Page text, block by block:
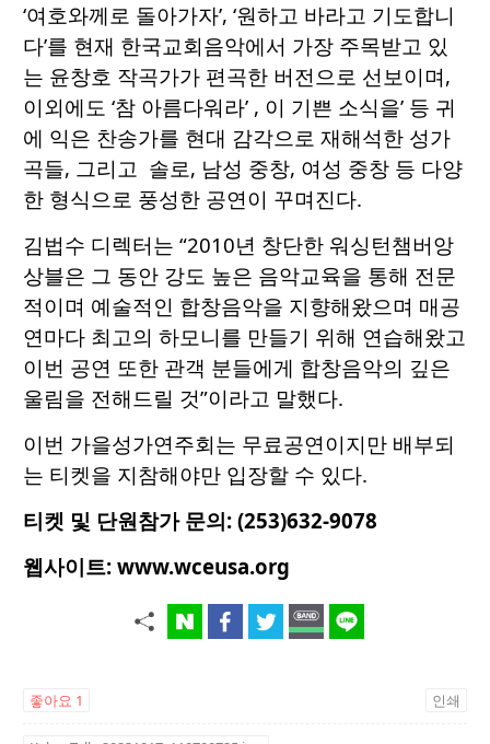
‘여호와께로 돌아가자’, ‘원하고 바라고 기도합니
다’를 현재 한국교회음악에서 가장 주목받고 있
는 윤창호 작곡가가 편곡한 버전으로 선보이며,
이외에도 ‘참 아름다워라’ , 이 기쁜 소식을’ 등 귀
에 익은 찬송가를 현대 감각으로 재해석한 성가
곡들, 그리고 솔로, 남성 중창, 여성 중창 등 다양
한 형식으로 풍성한 공연이 꾸며진다.
김법수 디렉터는 “2010년 창단한 워싱턴챔버앙
상블은 그 동안 강도 높은 음악교육을 통해 전문
적이며 예술적인 합창음악을 지향해왔으며 매공
연마다 최고의 하모니를 만들기 위해 연습해왔고
이번 공연 또한 관객 분들에게 합창음악의 깊은
울림을 전해드릴 것”이라고 말했다.
이번 가을성가연주회는 무료공연이지만 배부되
는 티켓을 지참해야만 입장할 수 있다.
티켓 및 단원참가 문의: (253)632-9078
웹사이트: www.wceusa.org
좋아요 1 인쇄